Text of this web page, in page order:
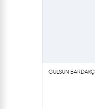
GÜLSÜN BARDAKÇI